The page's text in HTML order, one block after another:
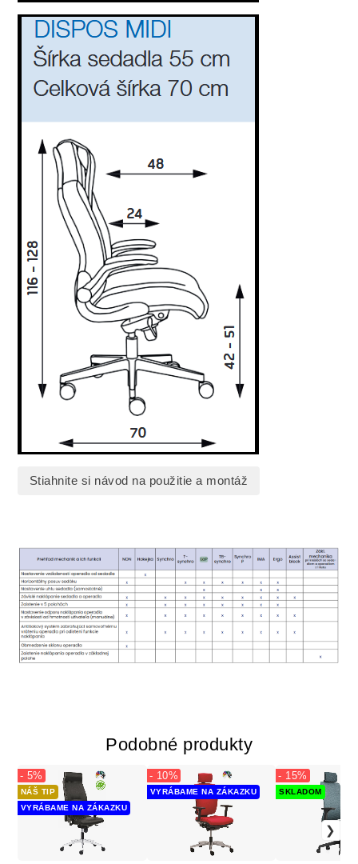
Stiahnite si návod na použitie a montáž
Podobné produkty
NÁŠ TIP
VYRÁBAME NA ZÁKAZKU
- 5%
VYRÁBAME NA ZÁKAZKU
- 10%
SKLADOM
- 15%